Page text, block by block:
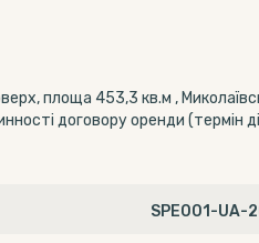
площа 453,3 кв.м ,
договору оренди (термін
SPE001-UA-